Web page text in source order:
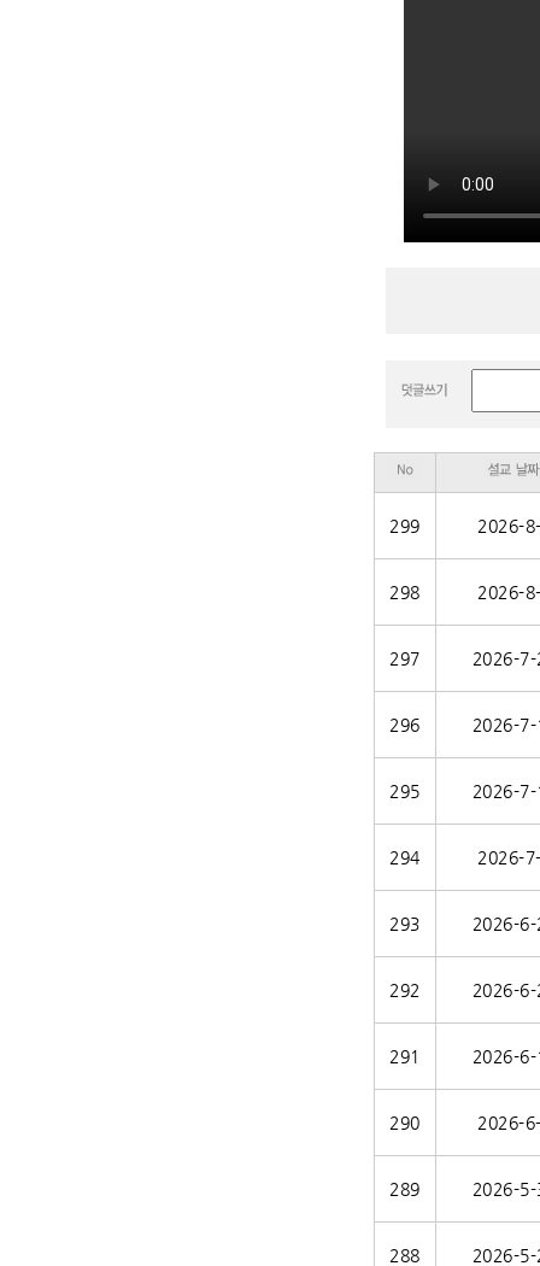
299 2026-
298 2026-
297 2026-7-
296 2026-7-
295 2026-7-
294 2026-
293 2026-6-
292 2026-6-
291 2026-6-
290 2026-
289 2026-5-
288 2026-5-